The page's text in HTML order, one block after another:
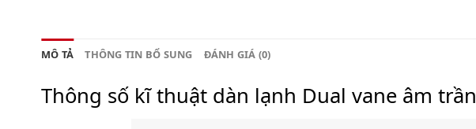
MÔ TẢ THÔNG TIN BỔ SUNG ĐÁNH GIÁ (0)
Thông số kĩ thuật dàn lạnh Dual vane âm trần